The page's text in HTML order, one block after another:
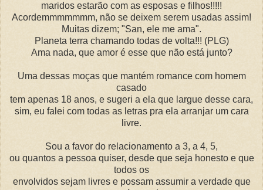
maridos estarão com as esposas e filhos!!!!!
Acordemmmmmmm, não se deixem serem usadas assim!
Muitas dizem; "San, ele me ama".
Planeta terra chamando todas de volta!!! (PLG)
Ama nada, que amor é esse que não está junto?
Uma dessas moças que mantém romance com homem
casado
tem apenas 18 anos, e sugeri a ela que largue desse cara,
sim, eu falei com todas as letras pra ela arranjar um cara
livre.
Sou a favor do relacionamento a 3, a 4, 5,
ou quantos a pessoa quiser, desde que seja honesto e que
todos os
envolvidos sejam livres e possam assumir a verdade que